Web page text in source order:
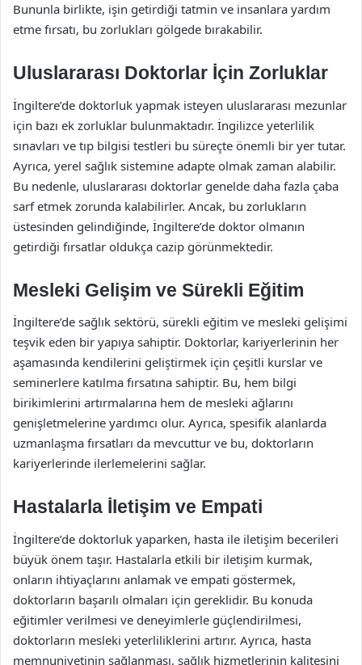
Bununla birlikte, işin getirdiği tatmin ve insanlara yardım
etme fırsatı, bu zorlukları gölgede bırakabilir.
Uluslararası Doktorlar İçin Zorluklar
İngiltere’de doktorluk yapmak isteyen uluslararası mezunlar
için bazı ek zorluklar bulunmaktadır. İngilizce yeterlilik
sınavları ve tıp bilgisi testleri bu süreçte önemli bir yer tutar.
Ayrıca, yerel sağlık sistemine adapte olmak zaman alabilir.
Bu nedenle, uluslararası doktorlar genelde daha fazla çaba
sarf etmek zorunda kalabilirler. Ancak, bu zorlukların
üstesinden gelindiğinde, İngiltere’de doktor olmanın
getirdiği fırsatlar oldukça cazip görünmektedir.
Mesleki Gelişim ve Sürekli Eğitim
İngiltere’de sağlık sektörü, sürekli eğitim ve mesleki gelişimi
teşvik eden bir yapıya sahiptir. Doktorlar, kariyerlerinin her
aşamasında kendilerini geliştirmek için çeşitli kurslar ve
seminerlere katılma fırsatına sahiptir. Bu, hem bilgi
birikimlerini artırmalarına hem de mesleki ağlarını
genişletmelerine yardımcı olur. Ayrıca, spesifik alanlarda
uzmanlaşma fırsatları da mevcuttur ve bu, doktorların
kariyerlerinde ilerlemelerini sağlar.
Hastalarla İletişim ve Empati
İngiltere’de doktorluk yaparken, hasta ile iletişim becerileri
büyük önem taşır. Hastalarla etkili bir iletişim kurmak,
onların ihtiyaçlarını anlamak ve empati göstermek,
doktorların başarılı olmaları için gereklidir. Bu konuda
eğitimler verilmesi ve deneyimlerle güçlendirilmesi,
doktorların mesleki yeterliliklerini artırır. Ayrıca, hasta
memnuniyetinin sağlanması, sağlık hizmetlerinin kalitesini